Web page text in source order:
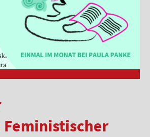
Feministischer